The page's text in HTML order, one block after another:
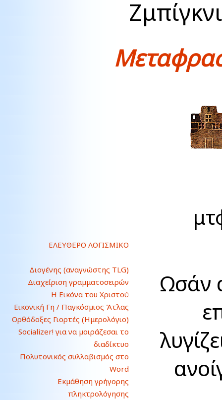
ΕΛΕΥΘΕΡΟ ΛΟΓΙΣΜΙΚΟ
Διογένης (αναγνώστης TLG)
Διαχείριση γραμματοσειρών
Η Εικόνα του Χριστού
Εικονική Γη / Παγκόσμιος Άτλας
Ορθόδοξες Γιορτές (Ημερολόγιο)
Socializer! για να μοιράζεσαι το
διαδίκτυο
Πολυτονικός συλλαβισμός στο
Word
Εκμάθηση γρήγορης
πληκτρολόγησης
Ωσάν